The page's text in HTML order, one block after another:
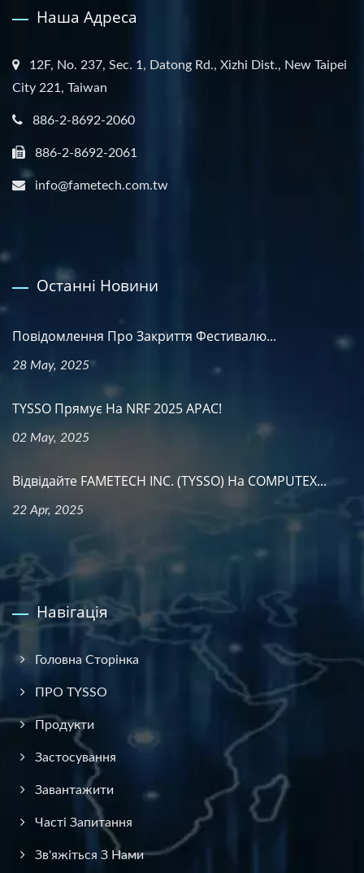
Наша Адреса
12F, No. 237, Sec. 1, Datong Rd., Xizhi Dist., New Taipei
City 221, Taiwan
886-2-8692-2060
886-2-8692-2061
info@fametech.com.tw
Останні Новини
Повідомлення Про Закриття Фестивалю...
28 May, 2025
TYSSO Прямує На NRF 2025 APAC!
02 May, 2025
Відвідайте FAMETECH INC. (TYSSO) На COMPUTEX...
22 Apr, 2025
Навігація
Головна Сторінка
ПРО TYSSO
Продукти
Застосування
Завантажити
Часті Запитання
Зв'яжіться З Нами